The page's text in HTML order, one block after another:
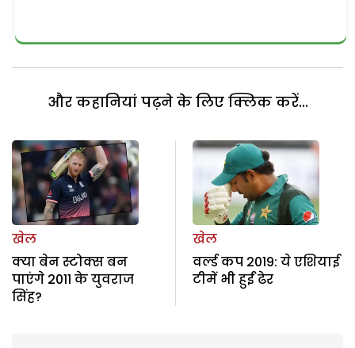
और कहानियां पढ़ने के लिए क्लिक करें...
खेल
क्या बेन स्टोक्स बन
पाएंगे 2011 के युवराज
सिंह?
खेल
वर्ल्ड कप 2019: ये एशियाई
टीमें भी हुईं ढेर